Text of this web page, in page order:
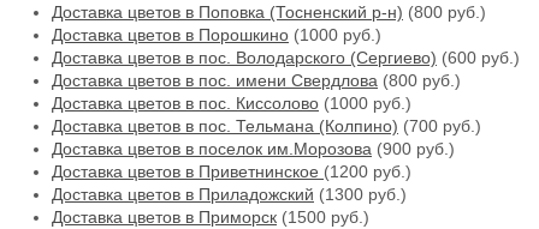
Доставка цветов в Поповка (Тосненский р-н) (800 руб.)
Доставка цветов в Порошкино (1000 руб.)
Доставка цветов в пос. Володарского (Сергиево) (600 руб.)
Доставка цветов в пос. имени Свердлова (800 руб.)
Доставка цветов в пос. Киссолово (1000 руб.)
Доставка цветов в пос. Тельмана (Колпино) (700 руб.)
Доставка цветов в поселок им.Морозова (900 руб.)
Доставка цветов в Приветнинское (1200 руб.)
Доставка цветов в Приладожский (1300 руб.)
Доставка цветов в Приморск (1500 руб.)